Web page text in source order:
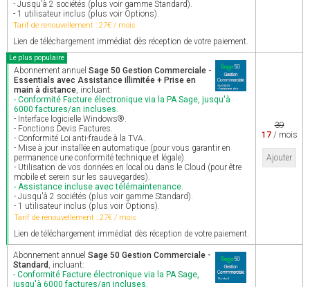
- Jusqu'à 2 sociétés (plus voir gamme Standard).
- 1 utilisateur inclus (plus voir Options).
Tarif de renouvellement : 27€ / mois
Lien de téléchargement immédiat dès réception de votre paiement.
Le plus populaire
Abonnement annuel Sage 50 Gestion Commerciale -
Essentials avec Assistance illimitée + Prise en
main à distance, incluant:
- Conformité Facture électronique via la PA Sage, jusqu'à
6000 factures/an incluses.
- Interface logicielle Windows®.
- Fonctions Devis Factures.
- Conformité Loi anti-fraude à la TVA.
- Mise à jour installée en automatique (pour vous garantir en
permanence une conformité technique et légale).
- Utilisation de vos données en local ou dans le Cloud (pour être
mobile et serein sur les sauvegardes).
- Assistance incluse avec télémaintenance.
- Jusqu'à 2 sociétés (plus voir gamme Standard).
- 1 utilisateur inclus (plus voir Options).
Tarif de renouvellement : 27€ / mois
Lien de téléchargement immédiat dès réception de votre paiement.
39
17/ mois
Ajouter
Abonnement annuel Sage 50 Gestion Commerciale -
Standard , incluant:
- Conformité Facture électronique via la PA Sage,
jusqu'à 6000 factures/an incluses.